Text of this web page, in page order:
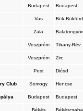
Budapest Budapest
Vas Bük-
Zala
Veszprém Tihany-Rév
Veszprém Zirc
Pest Diósd
Club Somogy Hencse
Budapest Budapest
Békés